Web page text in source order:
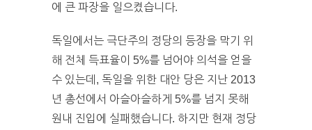
에 큰 파장을 일으켰습니다.
독일에서는 극단주의 정당의 등장을 막기 위
해 전체 득표율이 5%를 넘어야 의석을 얻을
수 있는데, 독일을 위한 대안 당은 지난 2013
년 총선에서 아슬아슬하게 5%를 넘지 못해
원내 진입에 실패했습니다. 하지만 현재 정당